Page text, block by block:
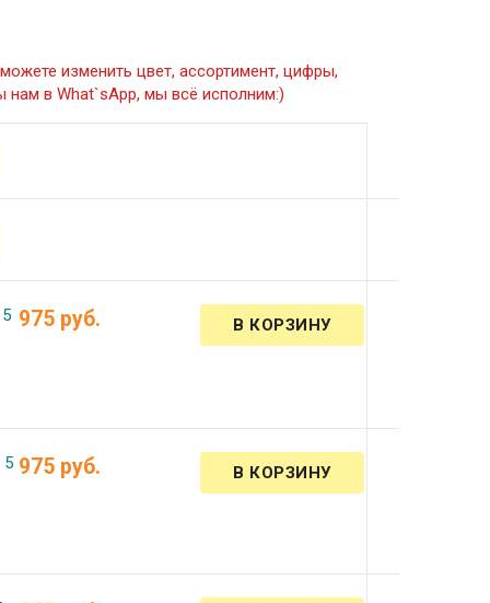
изменить цвет, ассортимент, цифры,
в What`sApp, мы всё исполним:)
975 руб.
5 975 руб.